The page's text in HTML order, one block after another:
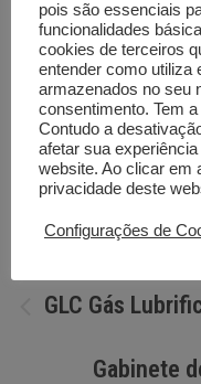
PorDiretorio
GLC Gás
Gabinete
pois são essenciais
funcionalidades
cookies de terceiros
entender como utiliza
armazenados no seu
consentimento. Tem
Contudo a
afetar sua
website. Ao clicar em
privacidade deste
Configurações de